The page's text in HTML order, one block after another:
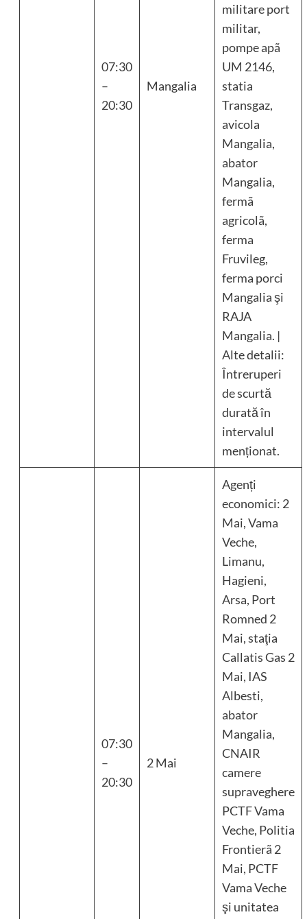
07:30
–
20:30
Mangalia
militare port
militar,
pompe apã
UM 2146,
statia
Transgaz,
avicola
Mangalia,
abator
Mangalia,
fermã
agricolã,
ferma
Fruvileg,
ferma porci
Mangalia şi
RAJA
Mangalia. |
Alte detalii:
Întreruperi
de scurtă
durată în
intervalul
menționat.
07:30
–
20:30
2 Mai
Agenți
economici: 2
Mai, Vama
Veche,
Limanu,
Hagieni,
Arsa, Port
Romned 2
Mai, staţia
Callatis Gas 2
Mai, IAS
Albesti,
abator
Mangalia,
CNAIR
camere
supraveghere
PCTF Vama
Veche, Politia
Frontierã 2
Mai, PCTF
Vama Veche
şi unitatea